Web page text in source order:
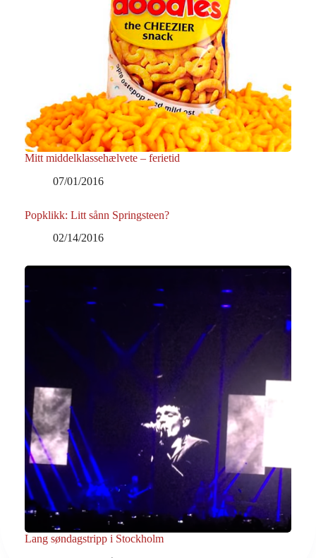
Mitt middelklassehælvete – ferietid
07/01/2016
Popklikk: Litt sånn Springsteen?
02/14/2016
Lang søndagstripp i Stockholm